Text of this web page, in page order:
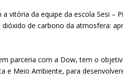
vitória da equipe da escola Sesi –
de carbono da atmosfera:
parceria com a Dow, tem o
e Meio Ambiente, para